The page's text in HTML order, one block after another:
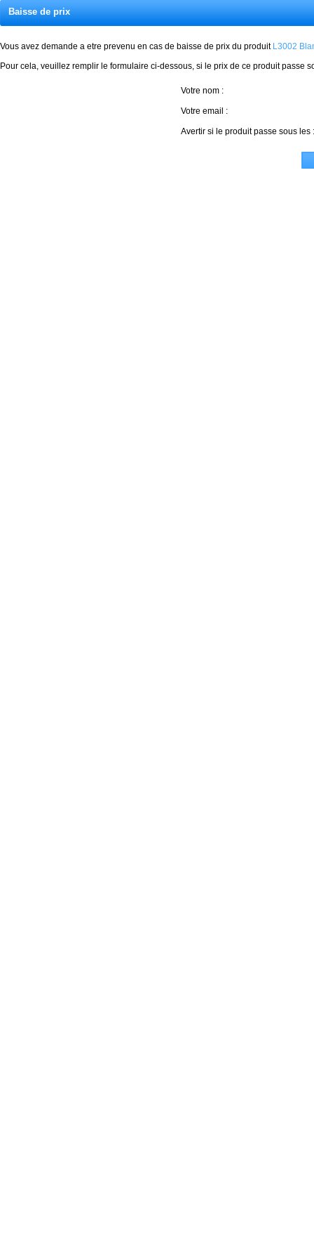
Baisse de prix
Vous avez demande a etre prevenu en cas de baisse de prix du produit L3002
Pour cela, veuillez remplir le formulaire ci-dessous, si le prix de ce produit passe
Votre nom :
Votre email :
Avertir si le produit passe sous les :